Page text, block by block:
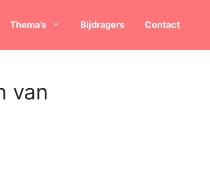
Thema’s Bijdragers Contact
van